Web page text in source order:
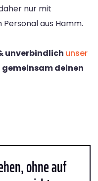
nur mit
aus Hamm.
unverbindlich unser
deinen
ohne auf